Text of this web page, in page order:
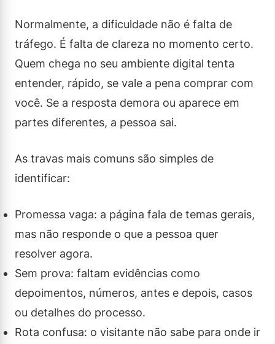
Normalmente, a dificuldade não é falta de
tráfego. É falta de clareza no momento certo.
Quem chega no seu ambiente digital tenta
entender, rápido, se vale a pena comprar com
você. Se a resposta demora ou aparece em
partes diferentes, a pessoa sai.
As travas mais comuns são simples de
identificar:
Promessa vaga: a página fala de temas gerais,
mas não responde o que a pessoa quer
resolver agora.
Sem prova: faltam evidências como
depoimentos, números, antes e depois, casos
ou detalhes do processo.
Rota confusa: o visitante não sabe para onde ir